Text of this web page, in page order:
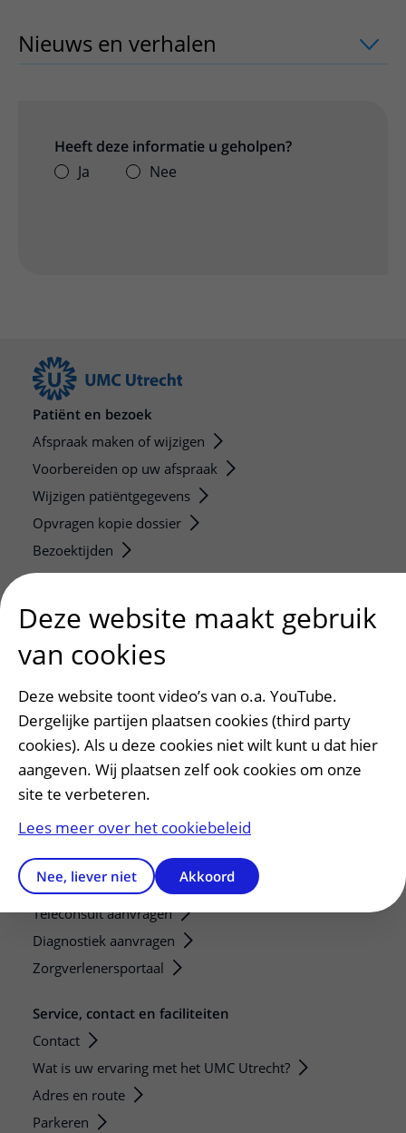
Nieuws en verhalen uitklapper, klik
Heeft deze informatie u geholpen?
Ja
Nee
Patiënt en bezoek
Afspraak maken of wijzigen
Voorbereiden op uw afspraak
Wijzigen patiëntgegevens
Opvragen kopie dossier
Bezoektijden
Onze opleidingen
De Nieuwe Utrechtse School
Research
Strategic programs
Research groups
Researchers
Verwijzers
Mijn patiënt verwijzen
Teleconsult aanvragen
Diagnostiek aanvragen
Zorgverlenersportaal
Service, contact en faciliteiten
Contact
Wat is uw ervaring met het UMC Utrecht?
Adres en route
Parkeren
Deze website maakt gebruik
van cookies
Deze website toont video’s van o.a. YouTube.
Dergelijke partijen plaatsen cookies (third party
cookies). Als u deze cookies niet wilt kunt u dat hier
aangeven. Wij plaatsen zelf ook cookies om onze
site te verbeteren.
Lees meer over het cookiebeleid
Nee, liever niet Akkoord